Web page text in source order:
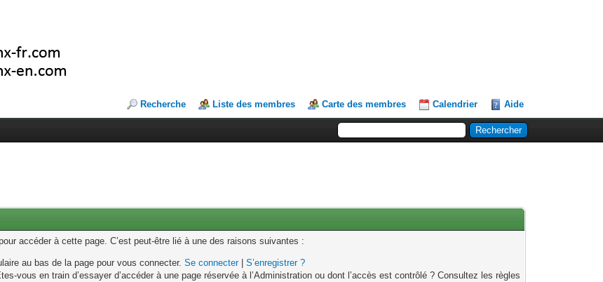
Recherche Liste des membres Carte des membres Calendrier Aide
accéder à cette page. C’est peut-être lié à une des raisons suivantes :
au bas de la page pour vous connecter.Se connecter|S’enregistrer ?
vous en train d’essayer d’accéder à une page réservée à l’Administration ou dont l’accès est contrôlé ? Consultez les règles